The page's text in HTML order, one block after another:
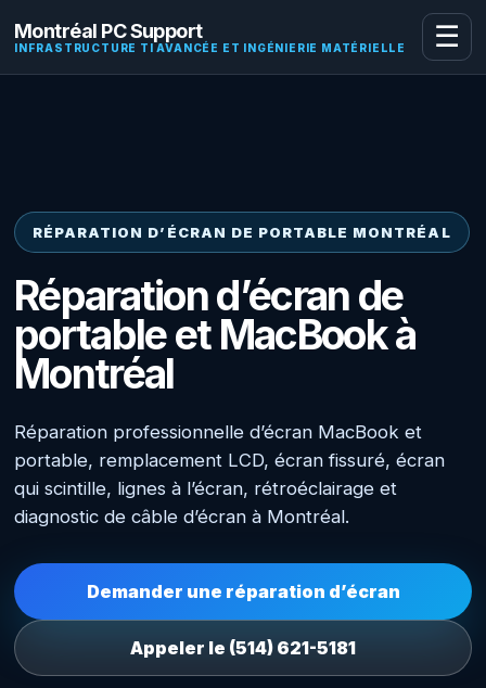
Montréal PC Support
INFRASTRUCTURE TI AVANCÉE ET INGÉNIERIE MATÉRIELLE ☰
RÉPARATION D’ÉCRAN DE PORTABLE MONTRÉAL
Réparation d’écran de
portable et MacBook à
Montréal
Réparation professionnelle d’écran MacBook et
portable, remplacement LCD, écran fissuré, écran
qui scintille, lignes à l’écran, rétroéclairage et
diagnostic de câble d’écran à Montréal.
Demander une réparation d’écran
Appeler le (514) 621-5181